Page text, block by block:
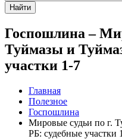
Найти
Госпошлина –
Туймазы и
участки 1-7
Главная
Полезное
Госпошлина
Мировые судьи по г.
РБ: судебные участки